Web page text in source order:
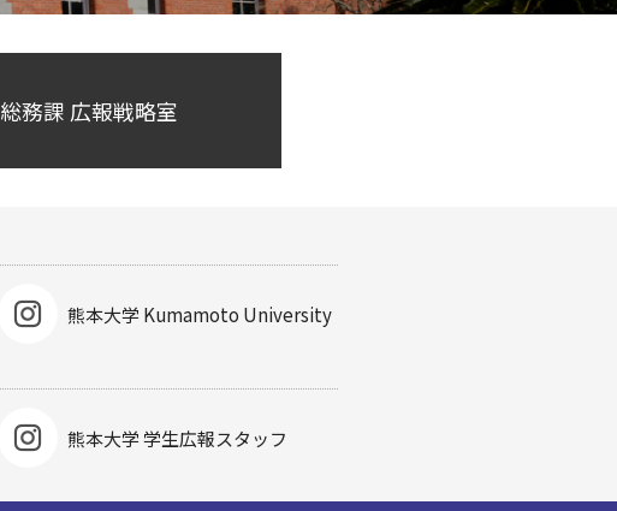
総務課 広報戦略室
熊本大学 Kumamoto University
熊本大学学生広報スタッフ